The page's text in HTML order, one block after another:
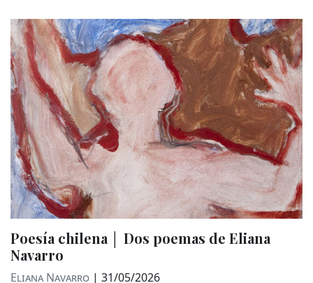
Poesía chilena │ Dos poemas de Eliana
Navarro
Eliana Navarro | 31/05/2026